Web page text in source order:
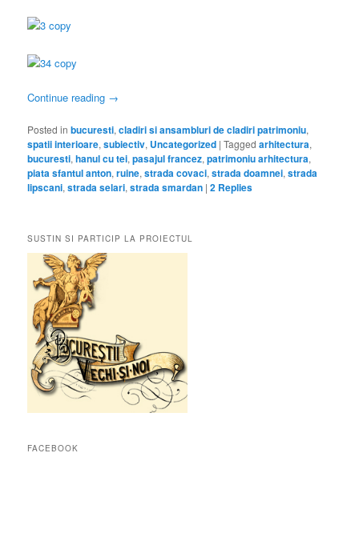
Continue reading →
Posted in bucuresti,cladiri si ansambluri de cladiri patrimoniu,
spatii interioare,subiectiv, Uncategorized |Tagged arhitectura,
bucuresti,hanul cu tei,pasajul francez,patrimoniu arhitectura,
piata sfantul anton,ruine,strada covaci,strada doamnei,strada
lipscani,strada selari,strada smardan |2 Replies
SUSTIN SI PARTICIP LA PROIECTUL
FACEBOOK